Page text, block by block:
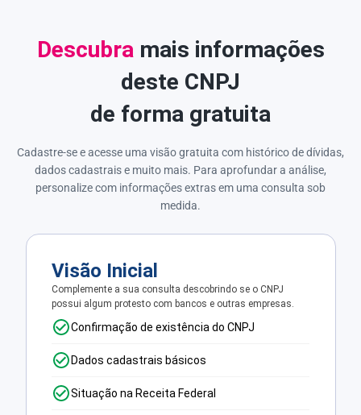
Descubra mais informações
deste CNPJ
de forma gratuita
Cadastre-se e acesse uma visão gratuita com histórico de dívidas,
dados cadastrais e muito mais. Para aprofundar a análise,
personalize com informações extras em uma consulta sob
medida.
Visão Inicial
Complemente a sua consulta descobrindo se o CNPJ
possui algum protesto com bancos e outras empresas.
Confirmação de existência do CNPJ
Dados cadastrais básicos
Situação na Receita Federal